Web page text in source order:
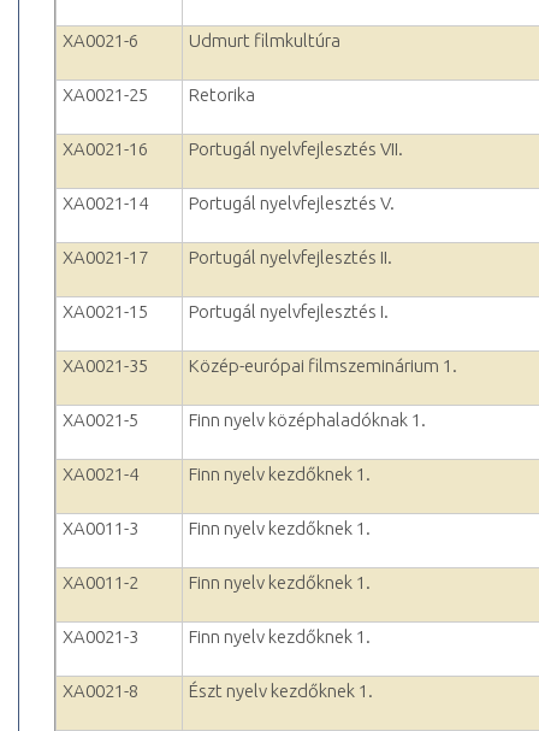
XA0021-6 Udmurt filmkultúra
XA0021-25 Retorika
XA0021-16 Portugál nyelvfejlesztés VII.
XA0021-14 Portugál nyelvfejlesztés V.
XA0021-17 Portugál nyelvfejlesztés II.
XA0021-15 Portugál nyelvfejlesztés I.
XA0021-35 Közép-európai filmszeminárium 1.
XA0021-5 Finn nyelv középhaladóknak 1.
XA0021-4 Finn nyelv kezdőknek 1.
XA0011-3 Finn nyelv kezdőknek 1.
XA0011-2 Finn nyelv kezdőknek 1.
XA0021-3 Finn nyelv kezdőknek 1.
XA0021-8 Észt nyelv kezdőknek 1.